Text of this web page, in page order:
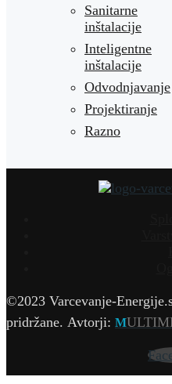
Sanitarne
inštalacije
Inteligentne
inštalacije
Odvodnjavanje
Projektiranje
Razno
©2023 Varcevanje-
pridržane. Avtorji: M